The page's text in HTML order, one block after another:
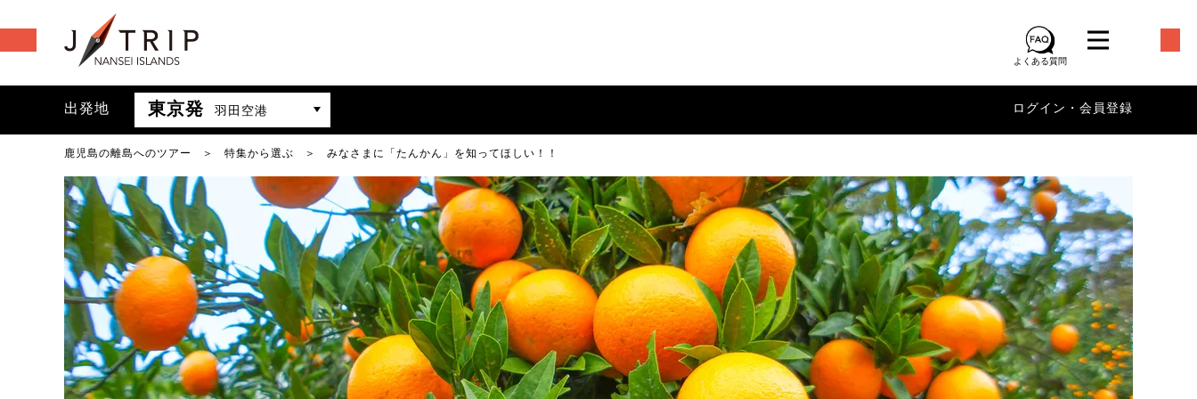
よくある質問
出発地 東京発 羽田空港 ログイン・会員登録
鹿児島の離島へのツアー 特集から選ぶ みなさまに「たんかん」を知ってほしい！！